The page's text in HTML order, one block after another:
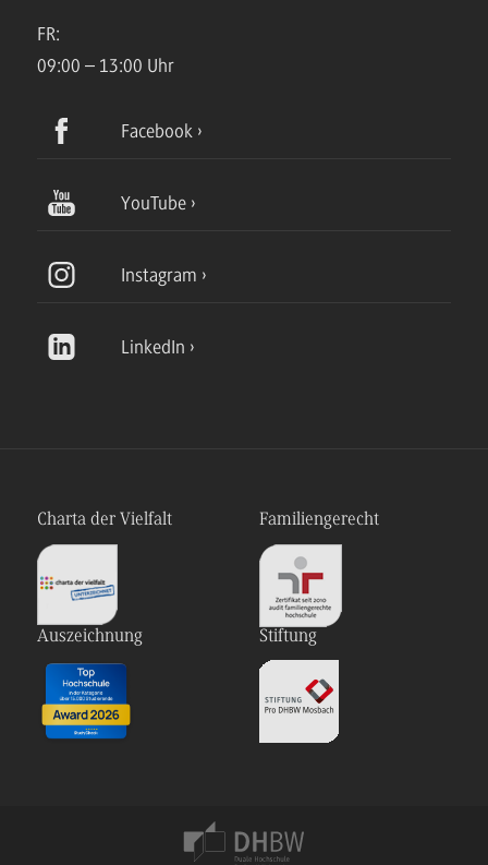
FR:
09:00 – 13:00 Uhr
Facebook
YouTube
Instagram
LinkedIn
Charta der Vielfalt Familiengerecht
Auszeichnung Stiftung